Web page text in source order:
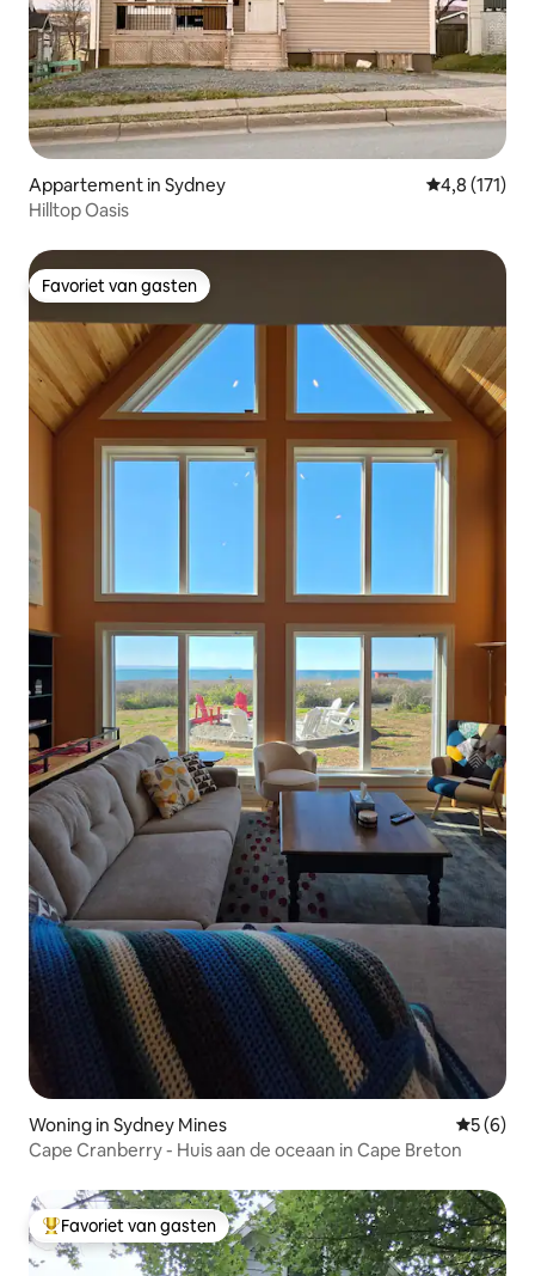
Appartement in Sydney Gemiddelde
4,8 (171)
Hilltop Oasis
Favoriet van gasten
Favoriet van gasten
Woning in Sydney Mines
5 (6)
Cape Cranberry - Huis aan de oceaan in Cape Breton
Topfavoriet van gasten
Favoriet van gasten